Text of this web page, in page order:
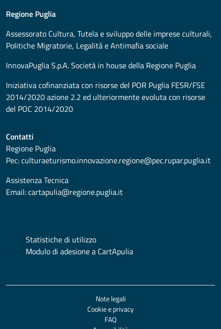
Regione Puglia
Assessorato Cultura, Tutela e sviluppo delle imprese culturali,
Politiche Migratorie, Legalità e Antimafia sociale
InnovaPuglia S.p.A. Società in house della Regione Puglia
Iniziativa cofinanziata con risorse del POR Puglia FESR/FSE
2014/2020 azione 2.2 ed ulteriormente evoluta con risorse
del POC 2014/2020
Contatti
Regione Puglia
Pec:culturaeturismo.innovazione.regione@pec.rupar.puglia.it
Assistenza Tecnica
Email:cartapulia@regione.puglia.it
Statistiche di utilizzo
Modulo di adesione a CartApulia
Note legali
Cookie e privacy
FAQ